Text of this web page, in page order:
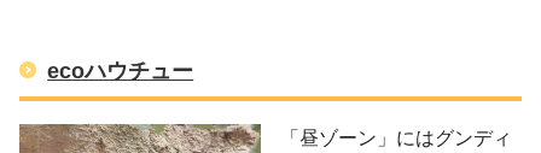
ecoハウチュー
「昼ゾーン」にはグンディ